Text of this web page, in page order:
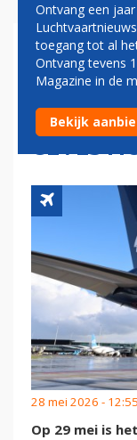
28 mei 2026 -
Op 29 mei is
Ontvang een
toegang tot al
Ontvang tevens
Magazine in de
Bekijk